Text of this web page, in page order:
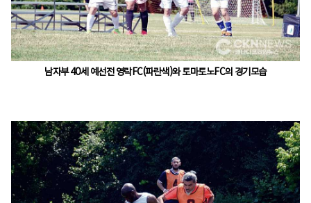
남자부 40세 예선전 영락FC(파란색)와 토마토노FC의 경기모습